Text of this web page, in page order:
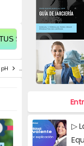
PARA
formula pOH HCl
▷